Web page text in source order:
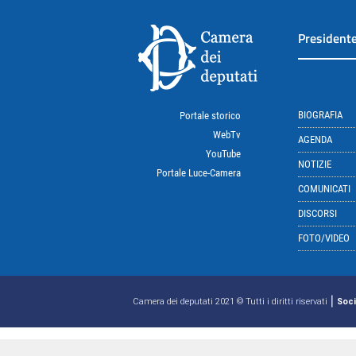
Portale storico
WebTv
YouTube
Portale Luce-Camera
BIOGRAFIA
AGENDA
NOTIZIE
COMUNICATI
DISCORSI
FOTO/VIDEO
Camera dei deputati 2021 © Tutti i diritti riservati |